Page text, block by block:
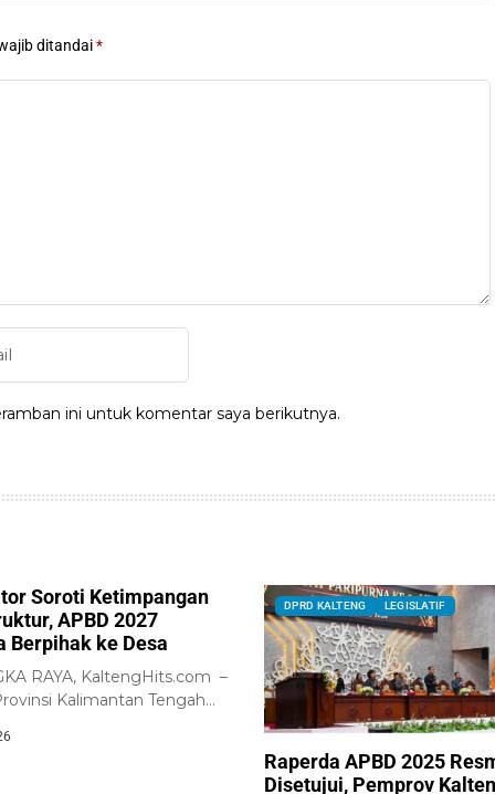
ditandai*
ini untuk komentar saya berikutnya.
Soroti Ketimpangan
APBD 2027
Berpihak ke Desa
RAYA, KaltengHits.com –
Kalimantan Tengah
DPRD KALTENG LEGISLATIF
Raperda APBD 2025
Disetujui, Pemprov